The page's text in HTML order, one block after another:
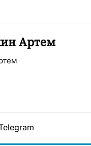
Артем